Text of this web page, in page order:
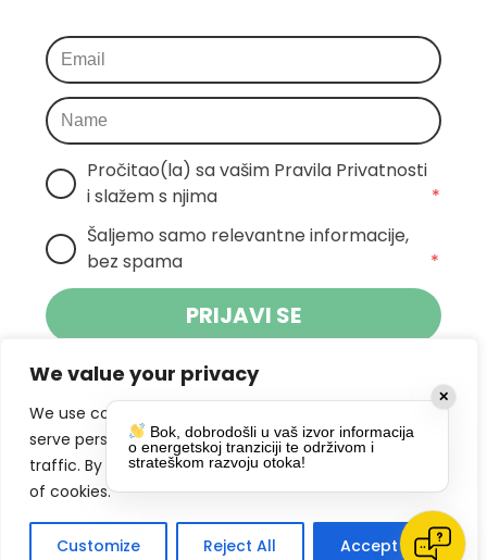
We value your privacy
We use cookies to enhance your browsing experience,
serve personalized ads or content, and analyze our
traffic. By clicking "Accept All", you consent to our use
of cookies.
Customize Reject All Accept All
Pročitao(la) sa vašim Pravila Privatnosti
i slažem s njima
*
Šaljemo samo relevantne informacije,
bez spama
*
PRIJAVI SE
Klikom na gumb dajete suglasnost za
primanje novosti Pokreta Otoka te se
slažete spolitikom privatnosti.
DRUŠTVENE MREŽE
✕
Bok, dobrodošli u vaš izvor informacija
o energetskoj tranziciji te održivom i
strateškom razvoju otoka!